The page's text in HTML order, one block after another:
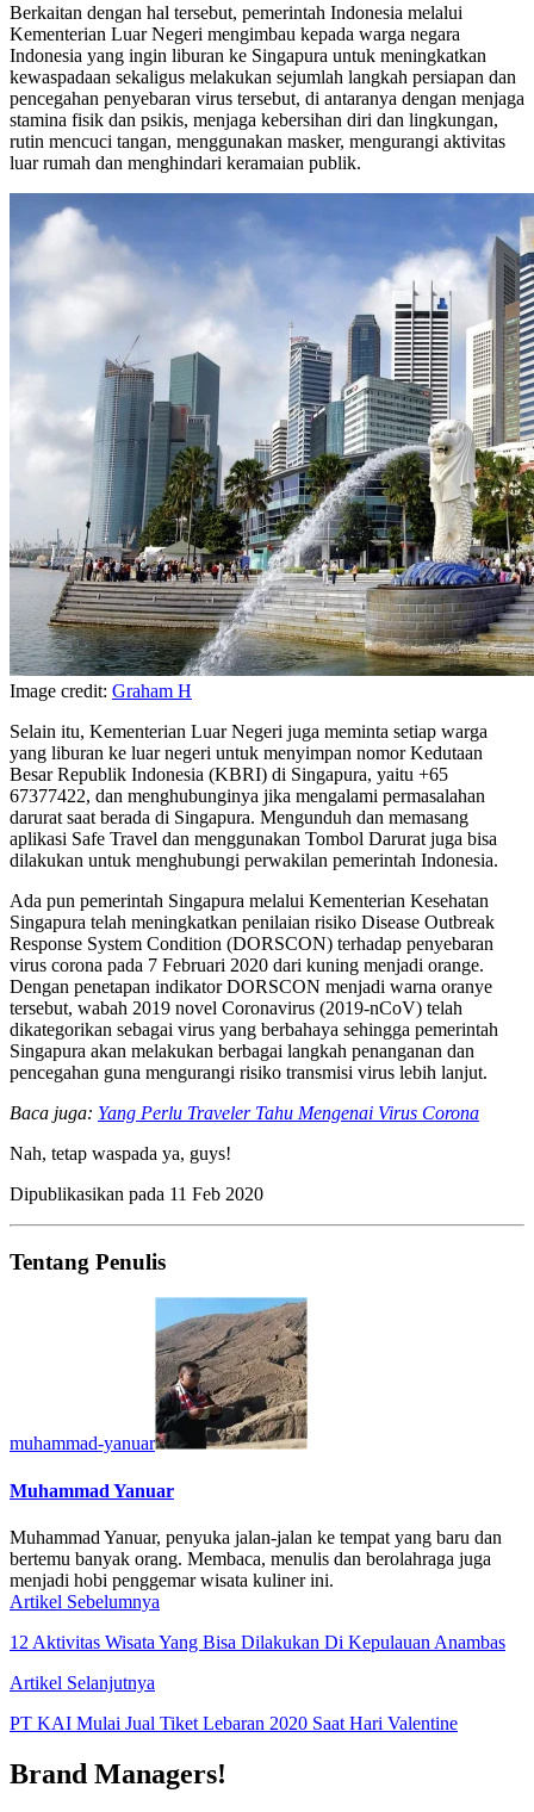
Berkaitan dengan hal tersebut, pemerintah Indonesia melalui
Kementerian Luar Negeri mengimbau kepada warga negara
Indonesia yang ingin liburan ke Singapura untuk meningkatkan
kewaspadaan sekaligus melakukan sejumlah langkah persiapan dan
pencegahan penyebaran virus tersebut, di antaranya dengan menjaga
stamina fisik dan psikis, menjaga kebersihan diri dan lingkungan,
rutin mencuci tangan, menggunakan masker, mengurangi aktivitas
luar rumah dan menghindari keramaian publik.
Image credit: Graham H
Selain itu, Kementerian Luar Negeri juga meminta setiap warga
yang liburan ke luar negeri untuk menyimpan nomor Kedutaan
Besar Republik Indonesia (KBRI) di Singapura, yaitu +65
67377422, dan menghubunginya jika mengalami permasalahan
darurat saat berada di Singapura. Mengunduh dan memasang
aplikasi Safe Travel dan menggunakan Tombol Darurat juga bisa
dilakukan untuk menghubungi perwakilan pemerintah Indonesia.
Ada pun pemerintah Singapura melalui Kementerian Kesehatan
Singapura telah meningkatkan penilaian risiko Disease Outbreak
Response System Condition (DORSCON) terhadap penyebaran
virus corona pada 7 Februari 2020 dari kuning menjadi orange.
Dengan penetapan indikator DORSCON menjadi warna oranye
tersebut, wabah 2019 novel Coronavirus (2019-nCoV) telah
dikategorikan sebagai virus yang berbahaya sehingga pemerintah
Singapura akan melakukan berbagai langkah penanganan dan
pencegahan guna mengurangi risiko transmisi virus lebih lanjut.
Baca juga: Yang Perlu Traveler Tahu Mengenai Virus Corona
Nah, tetap waspada ya, guys!
Dipublikasikan pada 11 Feb 2020
Tentang Penulis
muhammad-yanuar
Muhammad Yanuar
Muhammad Yanuar, penyuka jalan-jalan ke tempat yang baru dan
bertemu banyak orang. Membaca, menulis dan berolahraga juga
menjadi hobi penggemar wisata kuliner ini.
Artikel Sebelumnya
12 Aktivitas Wisata Yang Bisa Dilakukan Di Kepulauan Anambas
Artikel Selanjutnya
PT KAI Mulai Jual Tiket Lebaran 2020 Saat Hari Valentine
Brand Managers!